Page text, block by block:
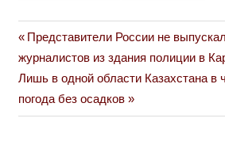
Навигация
по
записям
Previous
Post:
Представители России не
журналистов из здания полиции в
Next
Post:
Лишь в одной области Казахстана в
погода без осадков